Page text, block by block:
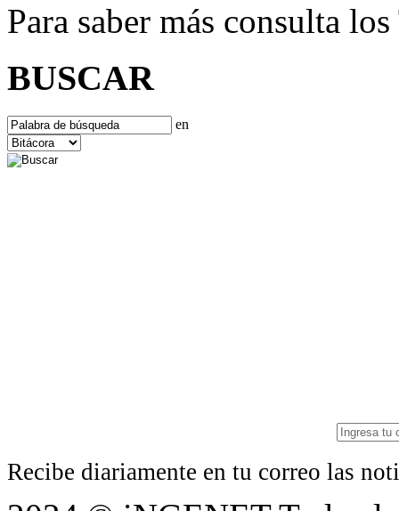
Para saber más consulta
BUSCAR
en
Recibe diariamente en tu correo las